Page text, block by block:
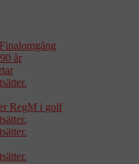
år
RegM i golf